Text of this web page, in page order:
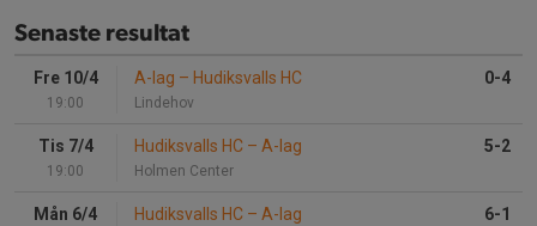
Senaste resultat
Fre 10/4
19:00
A-lag – Hudiksvalls HC
Lindehov
0-4
Tis 7/4
19:00
Hudiksvalls HC – A-lag
Holmen Center
5-2
Mån 6/4 Hudiksvalls HC – A-lag 6-1